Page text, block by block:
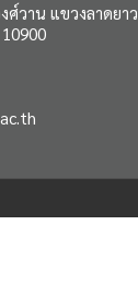
วาน แขวงลาดยาว